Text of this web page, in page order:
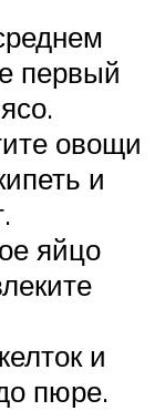
первый
овощи
и
яйцо
и
пюре.